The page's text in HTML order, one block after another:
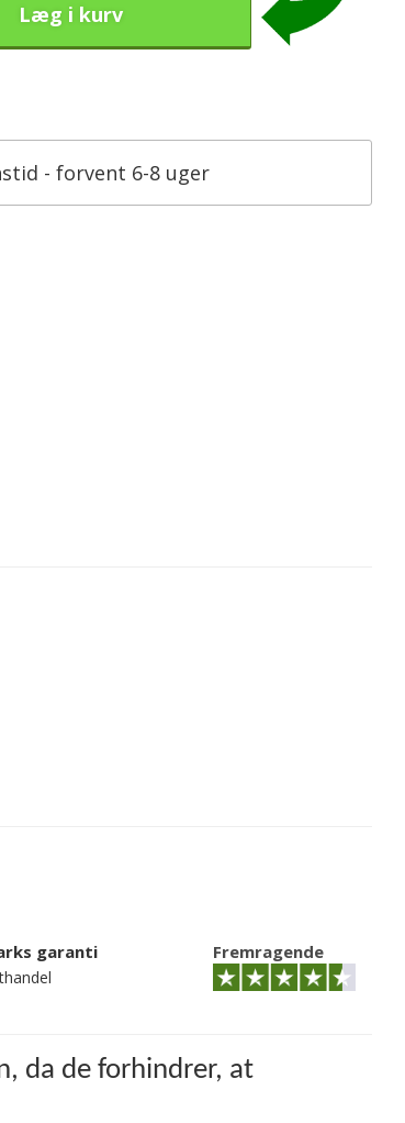
Læg i kurv
- forvent 6-8 uger
garanti Fremragende
da de forhindrer, at